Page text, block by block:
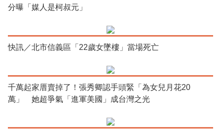
分曝「媒人是柯叔元」
快訊／北市信義區「22歲女墜樓」當場死亡
千萬起家厝賣掉了！張秀卿認手頭緊「為女兒月花20
萬」 她超爭氣「進軍美國」成台灣之光